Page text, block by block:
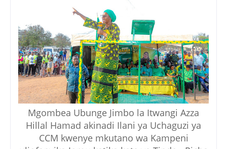
Mgombea Ubunge Jimbo la Itwangi Azza
Hillal Hamad akinadi Ilani ya Uchaguzi ya
CCM kwenye mkutano wa Kampeni